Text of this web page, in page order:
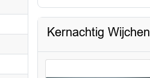
Kernachtig Wijchen